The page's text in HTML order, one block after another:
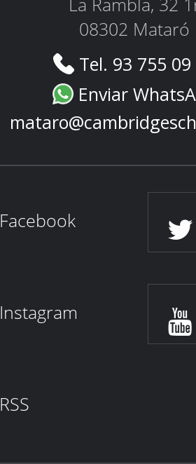
La Rambla, 32
08302 Mataró
Tel. 93 755
Enviar
Facebook
Instagram
RSS